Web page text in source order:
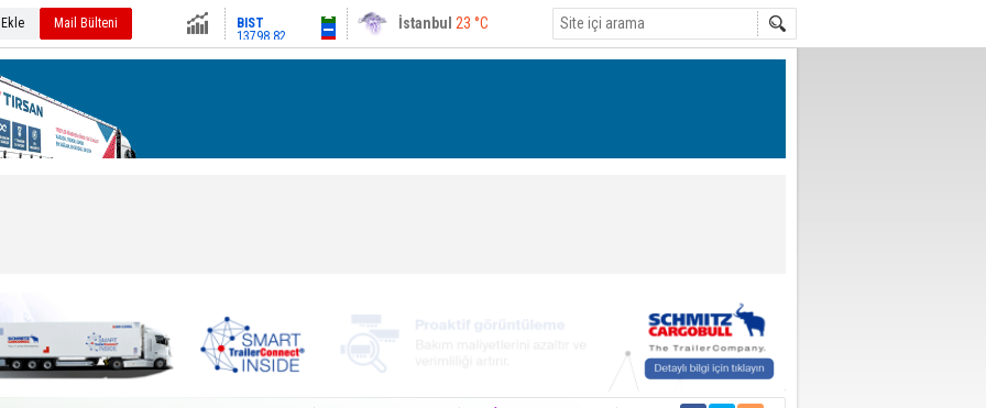
Mail Bülteni
Altın6511.59 Ankara22 °C
Master Red EDITION'ı ÖKN Lojistik